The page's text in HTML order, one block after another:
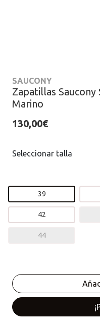
SAUCONY
Zapatillas Saucony
Marino
130,00€
Seleccionar talla
39
42
44